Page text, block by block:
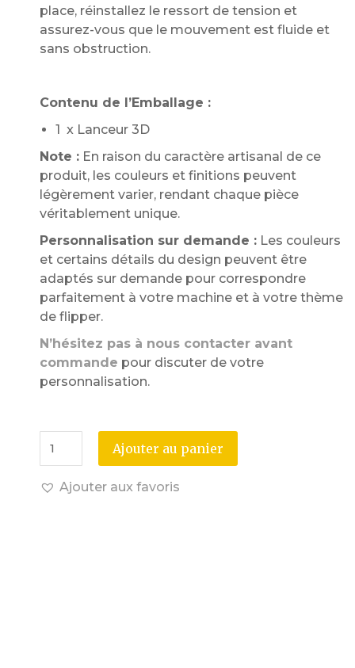
place, réinstallez le ressort de tension et
assurez-vous que le mouvement est fluide et
sans obstruction.
Contenu de l’Emballage :
1 x Lanceur 3D
Note : En raison du caractère artisanal de ce
produit, les couleurs et finitions peuvent
légèrement varier, rendant chaque pièce
véritablement unique.
Personnalisation sur demande : Les couleurs
et certains détails du design peuvent être
adaptés sur demande pour correspondre
parfaitement à votre machine et à votre thème
de flipper.
N’hésitez pas à nous contacter avant
commande pour discuter de votre
personnalisation.
Ajouter au panier
Ajouter aux favoris